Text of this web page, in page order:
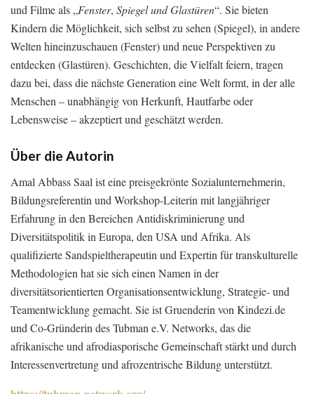
und Filme als „Fenster, Spiegel und Glastüren“. Sie bieten
Kindern die Möglichkeit, sich selbst zu sehen (Spiegel), in andere
Welten hineinzuschauen (Fenster) und neue Perspektiven zu
entdecken (Glastüren). Geschichten, die Vielfalt feiern, tragen
dazu bei, dass die nächste Generation eine Welt formt, in der alle
Menschen – unabhängig von Herkunft, Hautfarbe oder
Lebensweise – akzeptiert und geschätzt werden.
Über die Autorin
Amal Abbass Saal ist eine preisgekrönte Sozialunternehmerin,
Bildungsreferentin und Workshop-Leiterin mit langjähriger
Erfahrung in den Bereichen Antidiskriminierung und
Diversitätspolitik in Europa, den USA und Afrika. Als
qualifizierte Sandspieltherapeutin und Expertin für transkulturelle
Methodologien hat sie sich einen Namen in der
diversitätsorientierten Organisationsentwicklung, Strategie- und
Teamentwicklung gemacht. Sie ist Gruenderin von Kindezi.de
und Co-Gründerin des Tubman e.V. Networks, das die
afrikanische und afrodiasporische Gemeinschaft stärkt und durch
Interessenvertretung und afrozentrische Bildung unterstützt.